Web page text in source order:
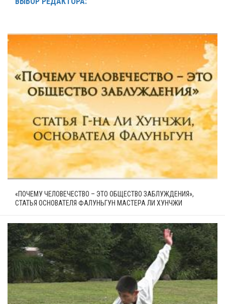
«ПОЧЕМУ ЧЕЛОВЕЧЕСТВО – ЭТО ОБЩЕСТВО ЗАБЛУЖДЕНИЯ»,
СТАТЬЯ ОСНОВАТЕЛЯ ФАЛУНЬГУН МАСТЕРА ЛИ ХУНЧЖИ